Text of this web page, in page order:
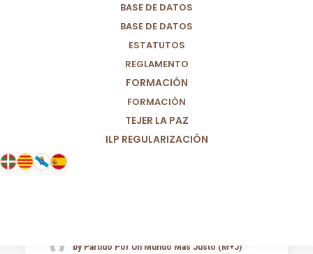
BASE DE DATOS
BASE DE DATOS
ESTATUTOS
REGLAMENTO
FORMACIÓN
FORMACIÓN
TEJER LA PAZ
ILP REGULARIZACIÓN
by Partido Por Un Mundo Más Justo (M+J)